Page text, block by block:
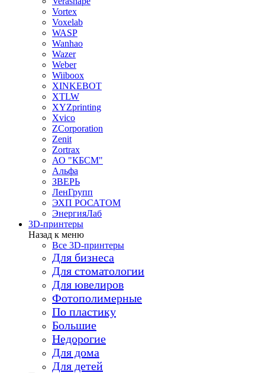
Vortex
Voxelab
WASP
Wanhao
Wazer
Weber
Wiiboox
XINKEBOT
XTLW
XYZprinting
Xvico
ZCorporation
Zenit
Zortrax
АО "КБСМ"
Альфа
ЗВЕРЬ
ЛенГрупп
ЭХП РОСАТОМ
ЭнергияЛаб
3D-принтеры
Назад к меню
Все 3D-принтеры
Для бизнеса
Для стоматологии
Для ювелиров
Фотополимерные
По пластику
Большие
Недорогие
Для дома
Для детей